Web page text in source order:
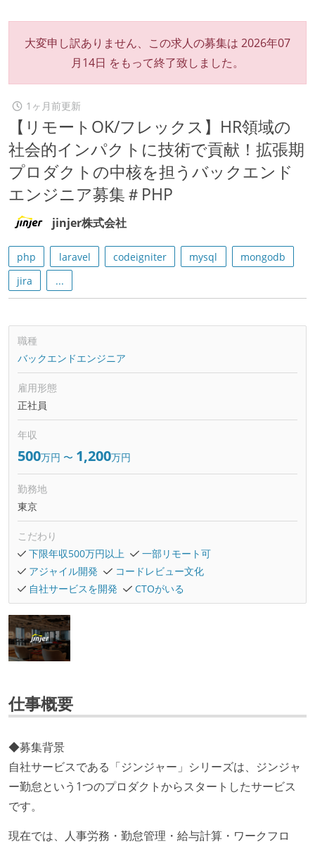
大変申し訳ありません、この求人の募集は 2026年07
月14日 をもって終了致しました。
1ヶ月前更新
【リモートOK/フレックス】HR領域の
社会的インパクトに技術で貢献！拡張期
プロダクトの中核を担うバックエンド
エンジニア募集＃PHP
jinjer株式会社
php laravel codeigniter mysql
mongodb
jira
...
職種
バックエンドエンジニア
雇用形態
正社員
年収
500万円 〜 1,200万円
勤務地
東京
こだわり
下限年収500万円以上
一部リモート可
アジャイル開発
コードレビュー文化
自社サービスを開発
CTOがいる
仕事概要
◆募集背景
自社サービスである「ジンジャー」シリーズは、ジンジャ
ー勤怠という1つのプロダクトからスタートしたサービス
です。
現在では、人事労務・勤怠管理・給与計算・ワークフロ